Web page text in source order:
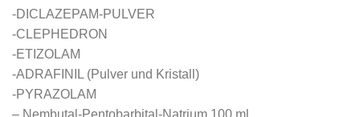
-DICLAZEPAM-PULVER
-CLEPHEDRON
-ETIZOLAM
-ADRAFINIL (Pulver und Kristall)
-PYRAZOLAM
– Nembutal-Pentobarbital-Natrium 100 ml